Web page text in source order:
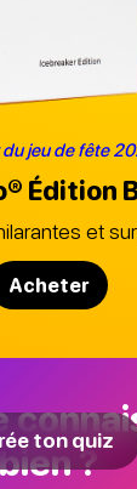
du jeu de fête
Édition
et
Acheter
bien ?
ton quiz